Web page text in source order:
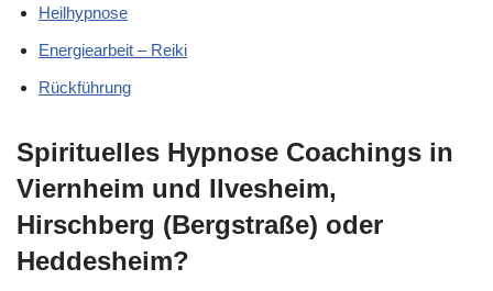
Heilhypnose
Energiearbeit – Reiki
Rückführung
Spirituelles Hypnose Coachings in
Viernheim und Ilvesheim,
Hirschberg (Bergstraße) oder
Heddesheim?